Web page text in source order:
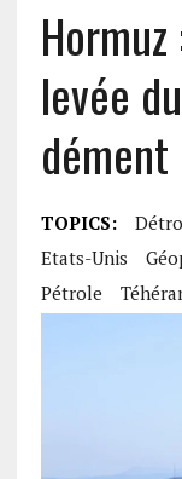
levée
TOPICS:
Etats-Unis
Pétrole